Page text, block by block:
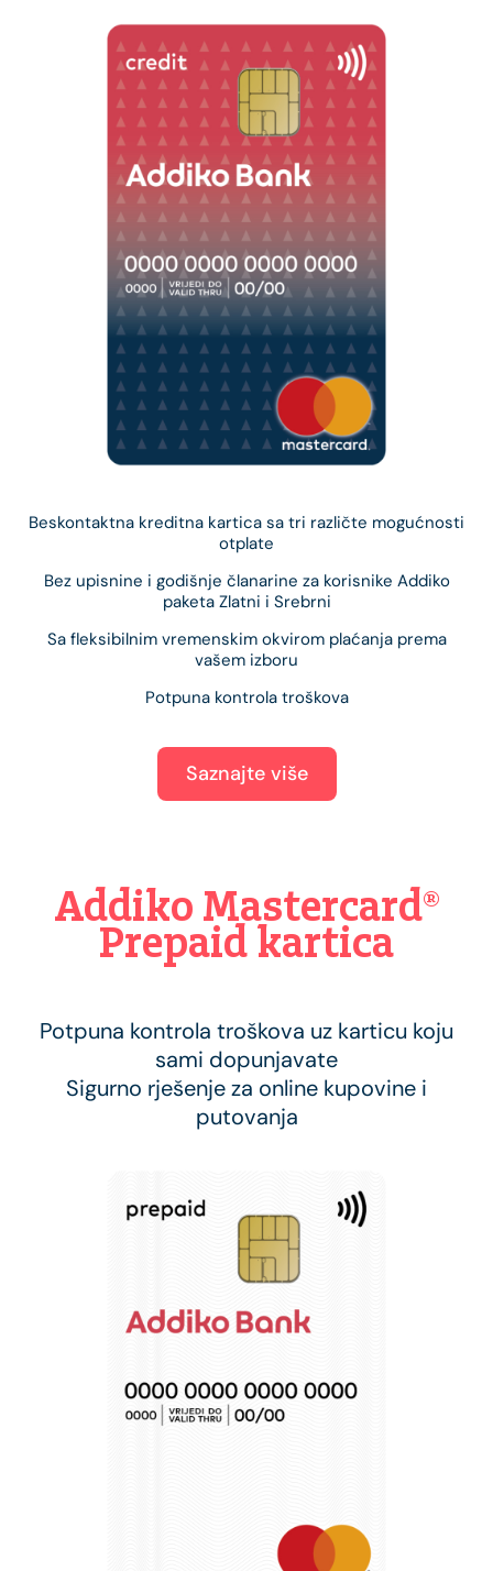
Beskontaktna kreditna kartica sa tri različte mogućnosti
otplate
Bez upisnine i godišnje članarine za korisnike Addiko
paketa Zlatni i Srebrni
Sa fleksibilnim vremenskim okvirom plaćanja prema
vašem izboru
Potpuna kontrola troškova
Saznajte više
Addiko Mastercard®
Prepaid kartica
Potpuna kontrola troškova uz karticu koju
sami dopunjavate
Sigurno rješenje za online kupovine i
putovanja